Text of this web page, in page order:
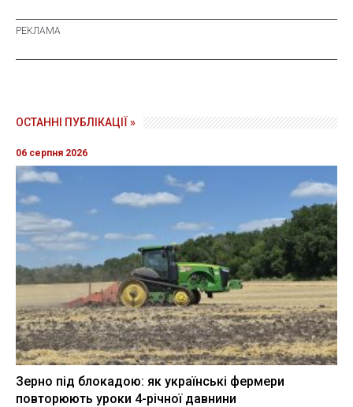
ОСТАННІ ПУБЛІКАЦІЇ »
06 серпня 2026
Зерно під блокадою: як українські фермери
повторюють уроки 4-річної давнини